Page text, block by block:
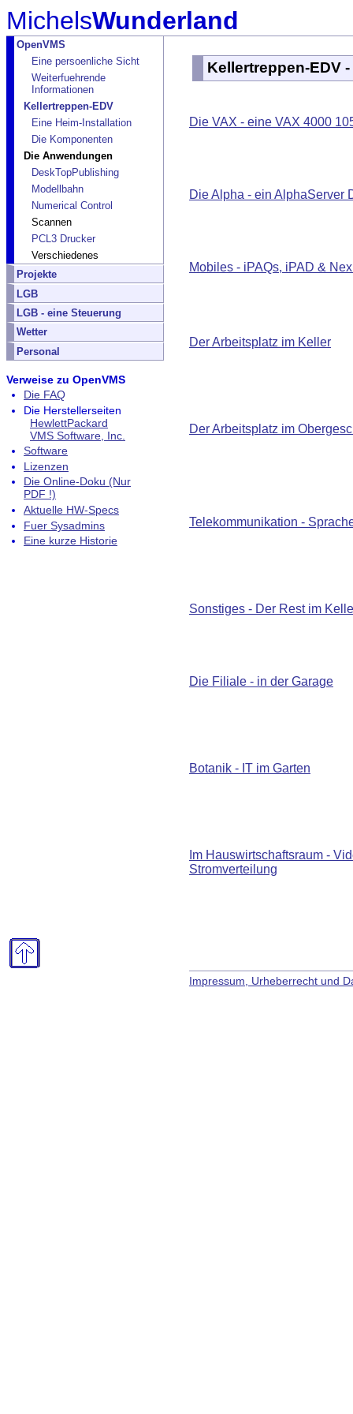
MichelsWunderland
OpenVMS
Eine persoenliche Sicht
Weiterfuehrende
Informationen
Kellertreppen-EDV
Eine Heim-Installation
Die Komponenten
Die Anwendungen
DeskTopPublishing
Modellbahn
Numerical Control
Scannen
PCL3 Drucker
Verschiedenes
Projekte
LGB
LGB - eine Steuerung
Wetter
Personal
Verweise zu OpenVMS
Die FAQ
Die Herstellerseiten
HewlettPackard
VMS Software, Inc.
Software
Lizenzen
Die Online-Doku (Nur
PDF !)
Aktuelle HW-Specs
Fuer Sysadmins
Eine kurze Historie
Kellertreppen-EDV
Die VAX - eine VAX 4000
Die Alpha - ein AlphaServer
Mobiles - iPAQs, iPAD &
Der Arbeitsplatz im Keller
Der Arbeitsplatz im
Telekommunikation -
Sonstiges - Der Rest im
Die Filiale - in der Garage
Botanik - IT im Garten
Im Hauswirtschaftsraum -
Stromverteilung
Impressum, Urheberrecht und